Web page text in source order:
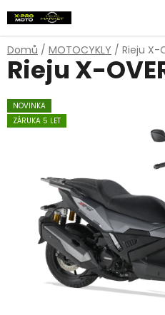
na
obsah
Domů / MOTOCYKLY / Rieju X-
Rieju X-
NOVINKA
ZÁRUKA 5 LET